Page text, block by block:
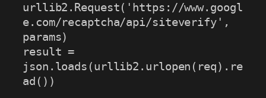
urllib2.Request('https://www.googl
e.com/recaptcha/api/siteverify',
params)
result =
json.loads(urllib2.urlopen(req).re
ad())